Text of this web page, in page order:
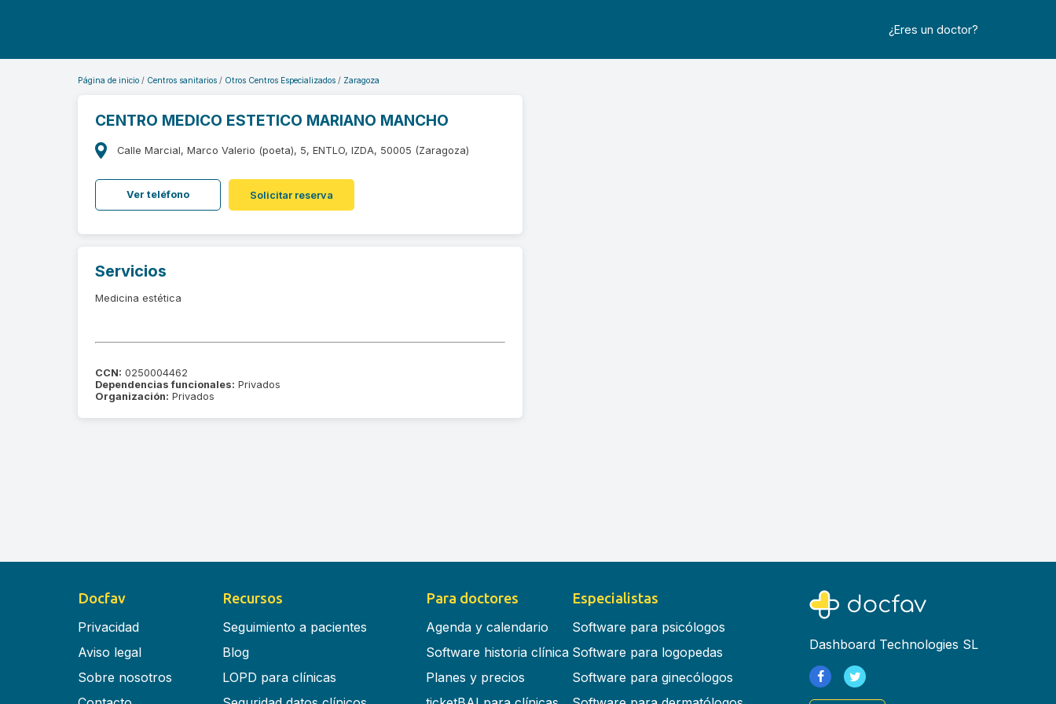
¿Eres un doctor?
Página de inicio Centros sanitarios Otros Centros Especializados Zaragoza
CENTRO MEDICO ESTETICO MARIANO MANCHO
Calle Marcial, Marco Valerio (poeta), 5, ENTLO, IZDA, 50005 (Zaragoza)
Ver teléfono Solicitar reserva
Servicios
Medicina estética
CCN: 0250004462
Dependencias funcionales: Privados
Organización: Privados
Docfav
Privacidad
Aviso legal
Sobre nosotros
Recursos
Seguimiento a pacientes
Blog
LOPD para clínicas
Para doctores
Agenda y calendario
Software historia clínica
Planes y precios
Especialistas
Software para psicólogos
Software para logopedas
Software para ginecólogos
Dashboard Technologies SL